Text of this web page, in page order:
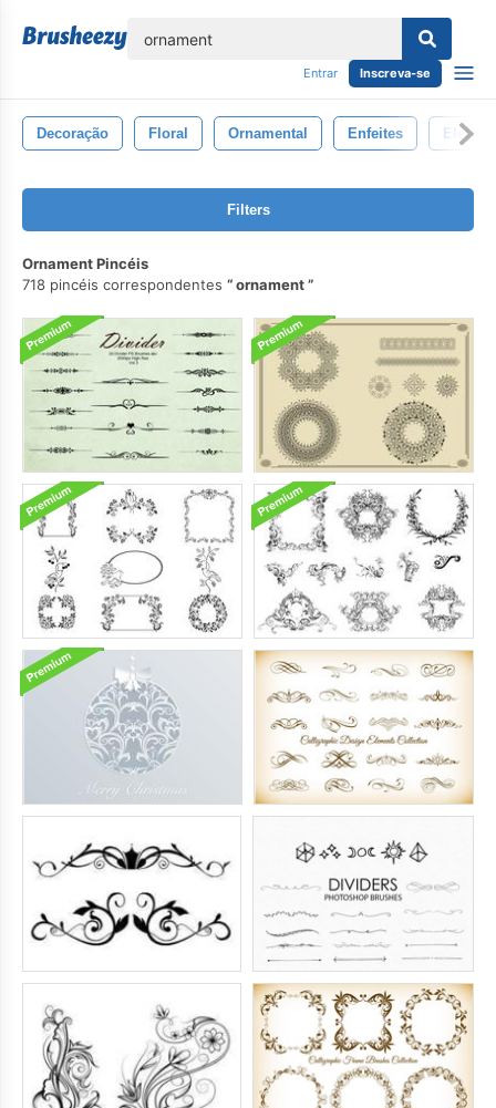
Entrar Inscreva-se
Decoração Floral Ornamental Enfeites
Filters
Ornament Pincéis
718 pincéis correspondentes
ornament